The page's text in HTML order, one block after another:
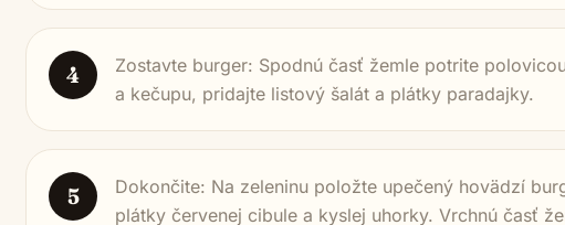
4
Zostavte burger: Spodnú časť žemle potrite
a kečupu, pridajte listový šalát a plátky paradajky.
5
Dokončite: Na zeleninu položte upečený hovädzí
plátky červenej cibule a kyslej uhorky. Vrchnú časť